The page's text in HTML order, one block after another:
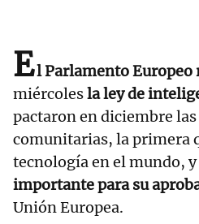
El Parlamento
miércolesla ley de
pactaron en diciembre
comunitarias, la primera
tecnología en el mundo,
importante para su
Unión Europea.